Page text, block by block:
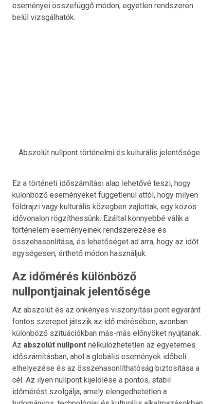
eseményei összefüggő módon, egyetlen rendszeren
belül vizsgálhatók.
Abszolút nullpont történelmi és kulturális jelentősége
Ez a történeti időszámítási alap lehetővé teszi, hogy
különböző eseményeket függetlenül attól, hogy milyen
földrajzi vagy kulturális közegben zajlottak, egy közös
idővonalon rögzíthessünk. Ezáltal könnyebbé válik a
történelem eseményeinek rendszerezése és
összehasonlítása, és lehetőséget ad arra, hogy az időt
egységesen, érthető módon használjuk.
Az időmérés különböző
nullpontjainak jelentősége
Az abszolút és az önkényes viszonyítási pont egyaránt
fontos szerepet játszik az idő mérésében, azonban
különböző szituációkban más-más előnyöket nyújtanak.
Az abszolút nullpont nélkülözhetetlen az egyetemes
időszámításban, ahol a globális események időbeli
elhelyezése és az összehasonlíthatóság biztosítása a
cél. Az ilyen nullpont kijelölése a pontos, stabil
időmérést szolgálja, amely elengedhetetlen a